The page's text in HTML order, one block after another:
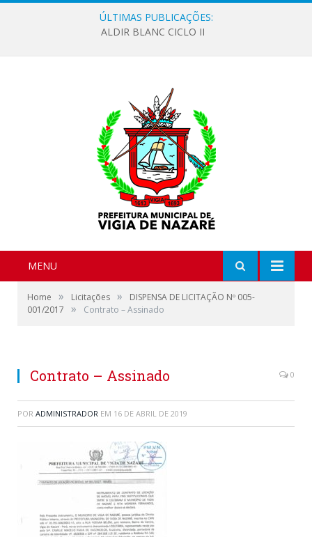
ÚLTIMAS PUBLICAÇÕES:
ALDIR BLANC CICLO II
MENU
Home » Licitações »
DISPENSA DE LICITAÇÃO Nº 005-
001/2017
» Contrato – Assinado
Contrato – Assinado 0
POR ADMINISTRADOR EM 16 DE ABRIL DE 2019